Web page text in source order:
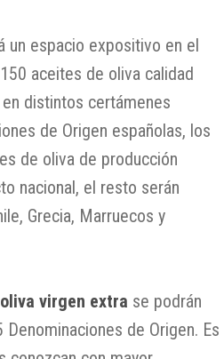
un espacio expositivo en el
aceites de oliva calidad
distintos certámenes
de Origen españolas, los
de oliva de producción
nacional, el resto serán
Grecia, Marruecos y
virgen extra se podrán
de Origen. Es